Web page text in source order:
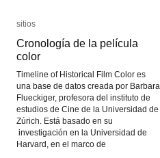
sitios
Cronología de la película
color
Timeline of Historical Film Color es
una base de datos creada por Barbara
Flueckiger, profesora del instituto de
estudios de Cine de la Universidad de
Zúrich. Está basado en su
investigación en la Universidad de
Harvard, en el marco de
sitios
Cronología de la película
color